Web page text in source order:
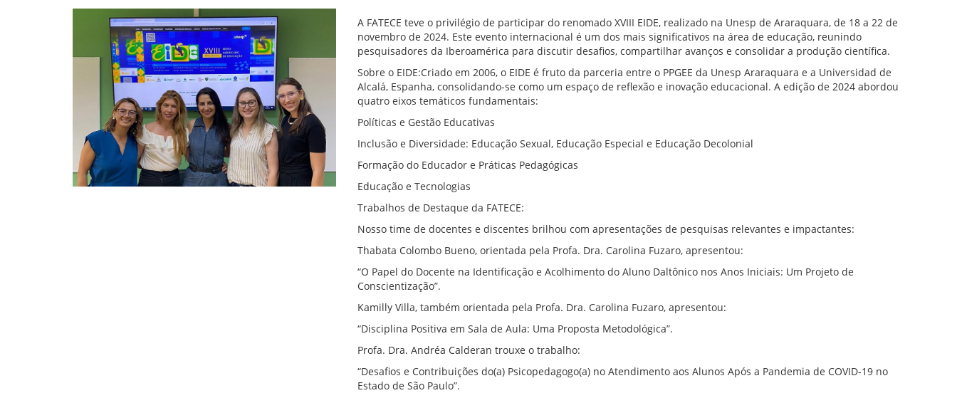
A FATECE teve o privilégio de participar do renomado XVIII EIDE, realizado na Unesp de Araraquara, de 18 a 22 de
novembro de 2024. Este evento internacional é um dos mais significativos na área de educação, reunindo
pesquisadores da Iberoamérica para discutir desafios, compartilhar avanços e consolidar a produção científica.
Sobre o EIDE:Criado em 2006, o EIDE é fruto da parceria entre o PPGEE da Unesp Araraquara e a Universidad de
Alcalá, Espanha, consolidando-se como um espaço de reflexão e inovação educacional. A edição de 2024 abordou
quatro eixos temáticos fundamentais:
Políticas e Gestão Educativas
Inclusão e Diversidade: Educação Sexual, Educação Especial e Educação Decolonial
Formação do Educador e Práticas Pedagógicas
Educação e Tecnologias
Trabalhos de Destaque da FATECE:
Nosso time de docentes e discentes brilhou com apresentações de pesquisas relevantes e impactantes:
Thabata Colombo Bueno, orientada pela Profa. Dra. Carolina Fuzaro, apresentou:
“O Papel do Docente na Identificação e Acolhimento do Aluno Daltônico nos Anos Iniciais: Um Projeto de
Conscientização”.
Kamilly Villa, também orientada pela Profa. Dra. Carolina Fuzaro, apresentou:
“Disciplina Positiva em Sala de Aula: Uma Proposta Metodológica”.
Profa. Dra. Andréa Calderan trouxe o trabalho:
“Desafios e Contribuições do(a) Psicopedagogo(a) no Atendimento aos Alunos Após a Pandemia de COVID-19 no
Estado de São Paulo”.